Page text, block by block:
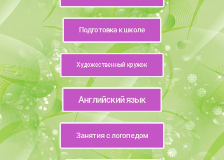
Подготовка к школе
Художественный кружок
Английский язык
Занятия с логопедом